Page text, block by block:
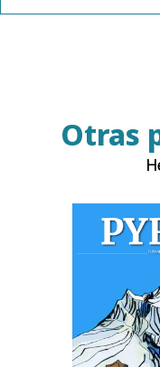
Otras